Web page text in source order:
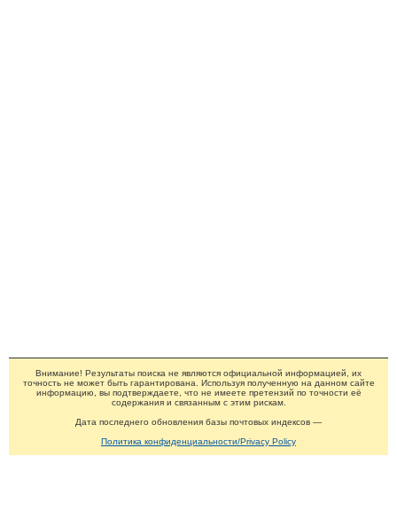
Внимание! Результаты поиска не являются официальной информацией, их
точность не может быть гарантирована. Используя полученную на данном сайте
информацию, вы подтверждаете, что не имеете претензий по точности её
содержания и связанным с этим рискам.
Дата последнего обновления базы почтовых индексов —
Политика конфиденциальности/Privacy Policy